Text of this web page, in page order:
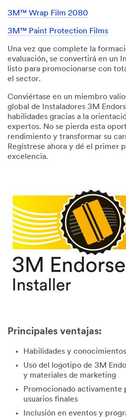
3M™ Wrap Film 2080
3M™ Paint Protection Films
Una vez que complete la
evaluación, se convertirá en un
listo para promocionarse con
el sector.
Conviértase en un miembro
global de Instaladores 3M
habilidades gracias a la
expertos. No se pierda esta
rendimiento y transformar su
Regístrese ahora y dé el primer
excelencia.
Principales ventajas:
Habilidades y
Uso del logotipo de 3M
y materiales de marketing
Promocionado activamente
usuarios finales
Inclusión en eventos y